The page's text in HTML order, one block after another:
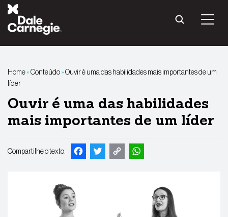
Pular
conteúdo
Home»Conteúdo»Ouvir é uma das habilidades mais importantes de um
líder
Ouvir é uma das habilidades
mais importantes de um líder
Compartilhe o texto: Facebook
Twitter
CopyWhatsApp